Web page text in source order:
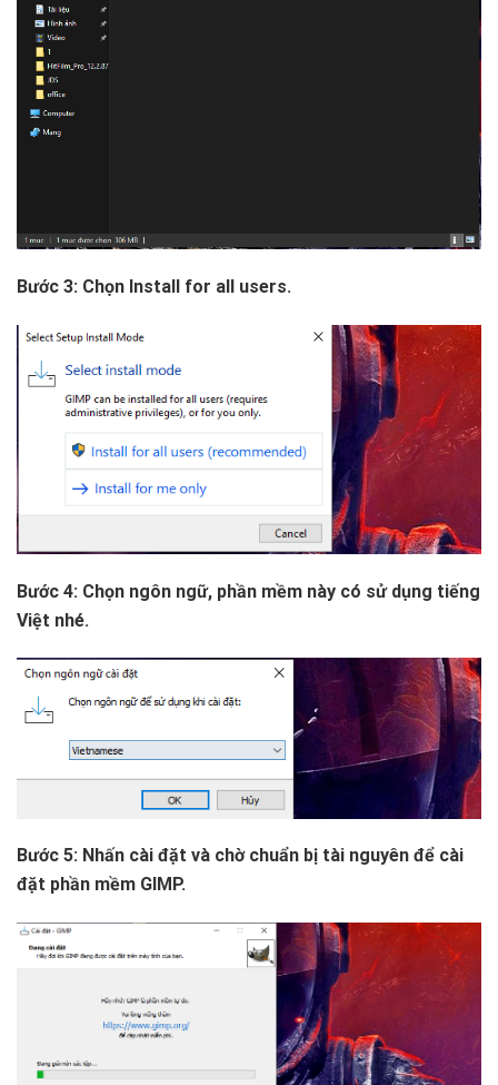
Bước 3: Chọn Install for all users.
Bước 4: Chọn ngôn ngữ, phần mềm này có sử dụng tiếng
Việt nhé.
Bước 5: Nhấn cài đặt và chờ chuẩn bị tài nguyên để cài
đặt phần mềm GIMP.